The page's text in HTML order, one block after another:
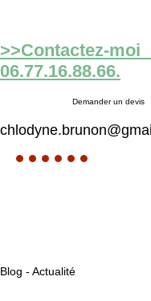
>>Contactez-moi
06.77.16.88.66.
Demander un devis
Blog - Actualité